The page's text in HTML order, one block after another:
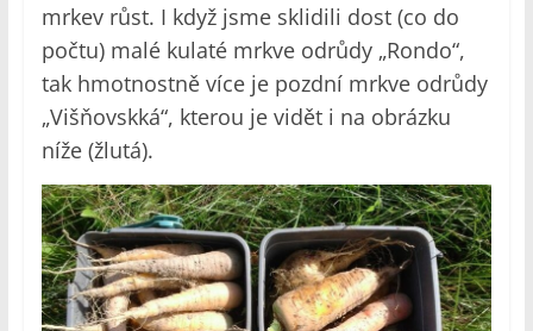
mrkev růst. I když jsme sklidili dost (co do
počtu) malé kulaté mrkve odrůdy „Rondo“,
tak hmotnostně více je pozdní mrkve odrůdy
„Višňovskká“, kterou je vidět i na obrázku
níže (žlutá).